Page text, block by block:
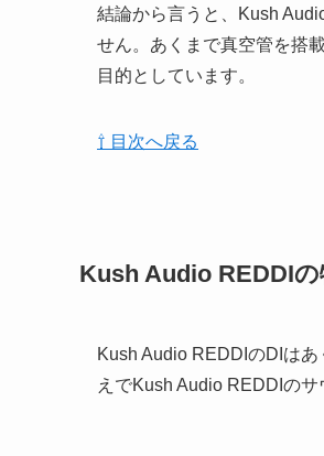
結論から言うと、Kush
せん。あくまで真空管を搭
目的としています。
⇧ 目次へ戻る
Kush Audio REDDIの
Kush Audio REDDIのDIは
えでKush Audio REDDIの